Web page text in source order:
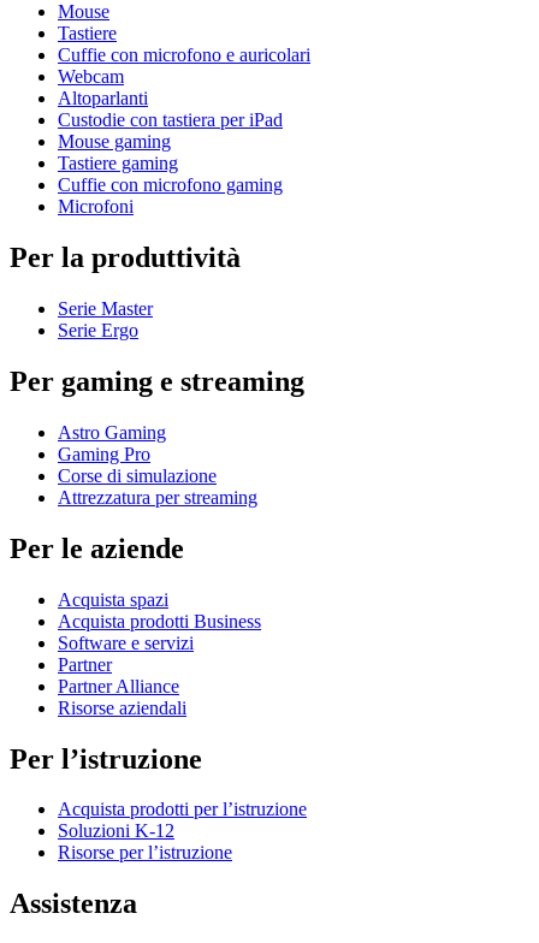
Mouse
Tastiere
Cuffie con microfono e auricolari
Webcam
Altoparlanti
Custodie con tastiera per iPad
Mouse gaming
Tastiere gaming
Cuffie con microfono gaming
Microfoni
Per la produttività
Serie Master
Serie Ergo
Per gaming e streaming
Astro Gaming
Gaming Pro
Corse di simulazione
Attrezzatura per streaming
Per le aziende
Acquista spazi
Acquista prodotti Business
Software e servizi
Partner
Partner Alliance
Risorse aziendali
Per l’istruzione
Acquista prodotti per l’istruzione
Soluzioni K-12
Risorse per l’istruzione
Assistenza